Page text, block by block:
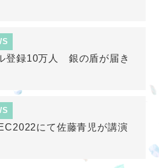
登録10万人 銀の盾が届き
にて佐藤青児が講演